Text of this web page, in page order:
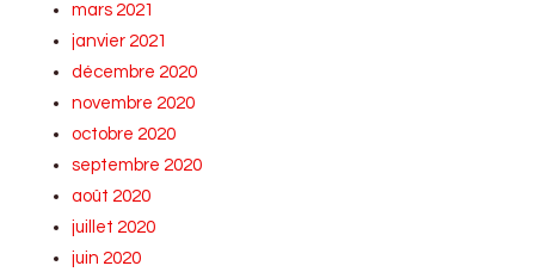
mars 2021
janvier 2021
décembre 2020
novembre 2020
octobre 2020
septembre 2020
août 2020
juillet 2020
juin 2020